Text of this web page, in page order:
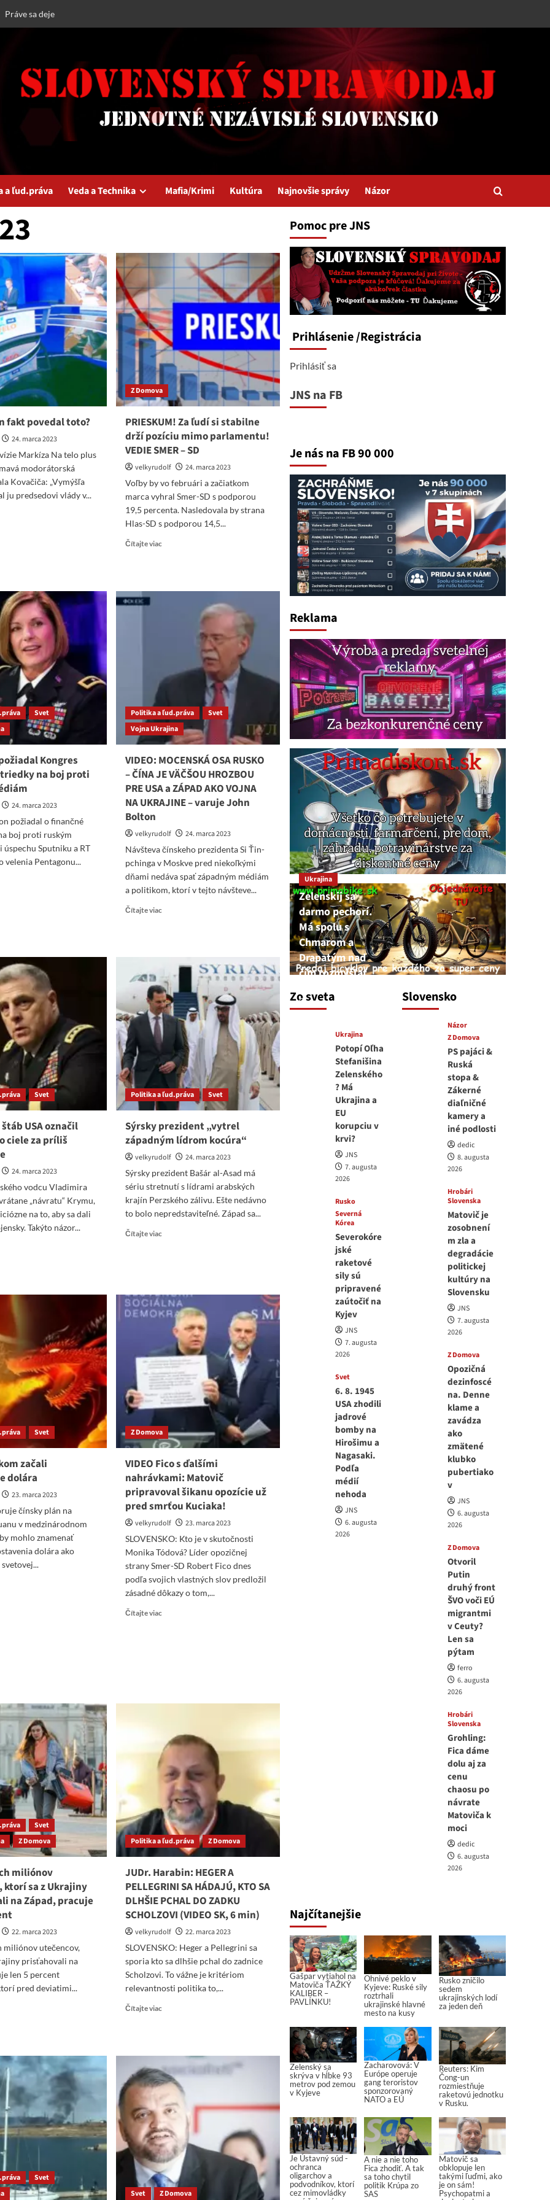
Práve sa deje
a ľud.práva Veda a Technika Mafia/Krimi Kultúra Najnovšie správy Názor
fakt povedal toto?
24. marca 2023
Markíza Na telo plus
modorátorská
Kovačiča: „Vymýšľa
ju predsedovi vlády v...
Z Domova
PRIESKUM! Za ľudí si stabilne
drží pozíciu mimo parlamentu!
VEDIE SMER – SD
velkyrudolf
24. marca 2023
Voľby by vo februári a začiatkom
marca vyhral Smer-SD s podporou
19,5 percenta. Nasledovala by strana
Hlas-SD s podporou 14,5...
Čítajte viacRead
parlamentu!
VEDIE
–
SD
Svet
Kongres
na boj proti
24. marca 2023
požiadal o finančné
boj proti ruským
úspechu Sputniku a RT
velenia Pentagonu...
Politika a ľud.práva
Svet
Vojna Ukrajina
VIDEO: MOCENSKÁ OSA RUSKO
– ČÍNA JE VÄČŠOU HROZBOU
PRE USA a ZÁPAD AKO VOJNA
NA UKRAJINE – varuje John
Bolton
velkyrudolf
24. marca 2023
Návšteva čínskeho prezidenta Si Ťin-
pchinga v Moskve pred niekoľkými
dňami nedáva spať západným médiám
a politikom, ktorí v tejto návšteve...
Čítajte viacRead
MOCENSKÁ
RUSKO
–
ČÍNA
JE
VÄČŠOU
HROZBOU
USA
a
ZÁPAD
AKO
VOJNA
UKRAJINE
–
varuje
Bolton
Svet
USA označil
ciele za príliš
24. marca 2023
vodcu Vladimira
„návratu“ Krymu,
na to, aby sa dali
Takýto názor...
Politika a ľud.práva Svet
Sýrsky prezident „vytrel
západným lídrom kocúra“
velkyrudolf
24. marca 2023
Sýrsky prezident Bašár al-Asad má
sériu stretnutí s lídrami arabských
krajín Perzského zálivu. Ešte nedávno
to bolo nepredstaviteľné. Západ sa...
Čítajte viacRead
západným
lídrom
kocúra“
Svet
začali
dolára
23. marca 2023
čínsky plán na
v medzinárodnom
mohlo znamenať
dolára ako
Z Domova
VIDEO Fico s ďalšími
nahrávkami: Matovič
pripravoval šikanu opozície už
pred smrťou Kuciaka!
velkyrudolf
23. marca 2023
SLOVENSKO: Kto je v skutočnosti
Monika Tódová? Líder opozičnej
strany Smer-SD Robert Fico dnes
podľa svojich vlastných slov predložil
zásadné dôkazy o tom,...
Čítajte viacRead
Matovič
opozície
už
pred
smrťou
Kuciaka!
Svet
Z Domova
miliónov
ktorí sa z Ukrajiny
na Západ, pracuje
22. marca 2023
miliónov utečencov,
prisťahovali na
len 5 percent
pred deviatimi...
Politika a ľud.práva Z Domova
JUDr. Harabin: HEGER A
PELLEGRINI SA HÁDAJÚ, KTO SA
DLHŠIE PCHAL DO ZADKU
SCHOLZOVI (VIDEO SK, 6 min)
velkyrudolf
22. marca 2023
SLOVENSKO: Heger a Pellegrini sa
sporia kto sa dlhšie pchal do zadnice
Scholzovi. To vážne je kritériom
relevantnosti politika to,...
Čítajte viacRead
A
PELLEGRINI
SA
HÁDAJÚ,
KTO
SA
DLHŠIE
PCHAL
DO
ZADKU
SCHOLZOVI
Svet
Svet Z Domova
Pomoc pre JNS
Prihlásenie/Registrácia
Prihlásiť sa
JNS na FB
Je nás na FB 90 000
Reklama
Zo sveta
Ukrajina
Zelenskij sa
darmo pechorí.
Má spolu s
Chmarom a
Drapatým nad
čím rozmýšľať
medvedar
8. augusta 2026
Ukrajina
Potopí Oľha
Stefanišina
Zelenského
? Má
Ukrajina a
EU
korupciu v
krvi?
JNS
7. augusta
2026
Rusko
Severná
Kórea
Severokóre
jské
raketové
sily sú
pripravené
zaútočiť na
Kyjev
JNS
7. augusta
2026
Svet
6. 8. 1945
USA zhodili
jadrové
bomby na
Hirošimu a
Nagasaki.
Podľa
médií
nehoda
JNS
6. augusta
2026
Slovensko
Názor
Z Domova
PS pajáci &
Ruská
stopa &
Zákerné
diaľničné
kamery a
iné podlosti
dedic
8. augusta
2026
Hrobári
Slovenska
Matovič je
zosobnení
m zla a
degradácie
politickej
kultúry na
Slovensku
JNS
7. augusta
2026
Z Domova
Opozičná
dezinfoscé
na. Denne
klame a
zavádza
ako
zmätené
klubko
pubertiako
v
JNS
6. augusta
2026
Z Domova
Otvoril
Putin
druhý front
ŠVO voči EÚ
migrantmi
v Ceuty?
Len sa
pýtam
ferro
6. augusta
2026
Hrobári
Slovenska
Grohling:
Fica dáme
dolu aj za
cenu
chaosu po
návrate
Matoviča k
moci
dedic
6. augusta
2026
Najčítanejšie
Gašpar vytiahol na
Matoviča ŤAŽKÝ
KALIBER –
PAVLÍNKU!
Ohnivé peklo v
Kyjeve: Ruské sily
roztrhali
ukrajinské hlavné
mesto na kusy
Rusko zničilo
sedem
ukrajinských lodí
za jeden deň
Zelenský sa
skrýva v hĺbke 93
metrov pod zemou
v Kyjeve
Zacharovová: V
Európe operuje
gang teroristov
sponzorovaný
NATO a EÚ
Reuters: Kim
Čong-un
rozmiestňuje
raketovú jednotku
v Rusku.
Je Ústavný súd -
ochranca
oligarchov a
podvodníkov, ktorí
cez mimovládky
A nie a nie toho
Fica zhodiť. A tak
sa toho chytil
politik Krúpa zo
SAS
Matovič sa
obklopuje len
takými ľuďmi, ako
je on sám!
Psychopatmi a